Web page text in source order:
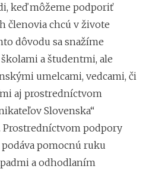
keď môžeme podporiť
členovia chcú v živote
dôvodu sa snažíme
a študentmi, ale
umelcami, vedcami, či
aj prostredníctvom
Slovenska“
podpory
pomocnú ruku
a odhodlaním